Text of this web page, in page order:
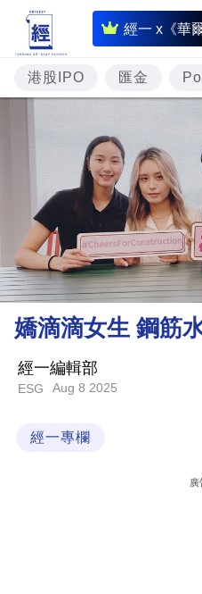
經一 x《華
即
時
財
經
題
投
樓
市
理
財
業
港股IPO 匯金
嬌滴滴女生 鋼筋
經一編輯部
ESG Aug 8 2025
經一專欄
廣